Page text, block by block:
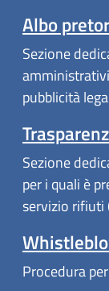
Albo
Sezione
pubblicità
Sezione
per i quali è
servizio rifiuti
Procedura